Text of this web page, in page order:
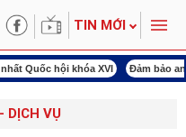
TIN MỚI
XVI Đảm bảo an ninh năng lượng
DỊCH VỤ